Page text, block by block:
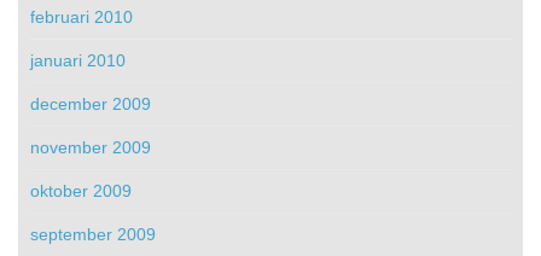
februari 2010
januari 2010
december 2009
november 2009
oktober 2009
september 2009